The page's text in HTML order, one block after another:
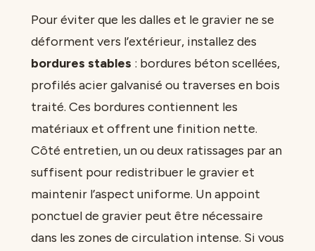
Pour éviter que les dalles et le gravier ne se
déforment vers l’extérieur, installez des
bordures stables : bordures béton scellées,
profilés acier galvanisé ou traverses en bois
traité. Ces bordures contiennent les
matériaux et offrent une finition nette.
Côté entretien, un ou deux ratissages par an
suffisent pour redistribuer le gravier et
maintenir l’aspect uniforme. Un appoint
ponctuel de gravier peut être nécessaire
dans les zones de circulation intense. Si vous